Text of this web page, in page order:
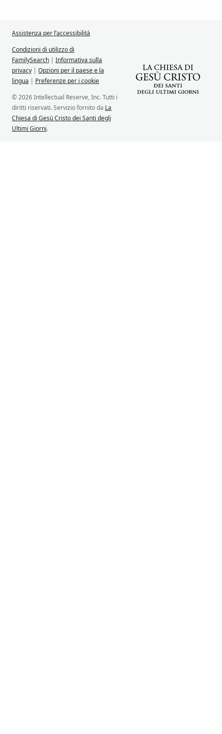
Assistenza per l’accessibilità
Condizioni di utilizzo di
FamilySearch | Informativa sulla
privacy | Opzioni per il paese e la
lingua | Preferenze per i cookie
© 2026 Intellectual Reserve, Inc. Tutti i
diritti riservati. Servizio fornito da La
Chiesa di Gesù Cristo dei Santi degli
Ultimi Giorni.